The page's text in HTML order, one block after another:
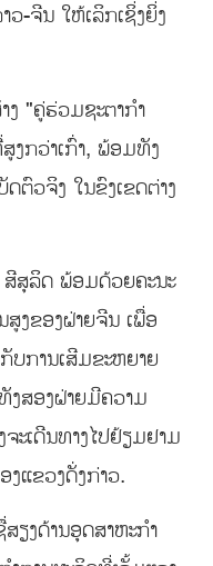
-ຈີນ ໃຫ້ເລິກເຊິ່ງຍິ່ງ
ງ "ຄູ່ຮ່ວມຊະຕາກຳ
ງກວ່າເກົ່າ, ພ້ອມທັງ
ຕົວຈິງ ໃນຂົງເຂດຕ່າງ
ສຸລິດ ພ້ອມດ້ວຍຄະນະ
ງຂອງຝ່າຍຈີນ ເພື່ອ
ບການເສີມຂະຫຍາຍ
ສອງຝ່າຍມີຄວາມ
ະເດີນທາງໄປຢ້ຽມຢາມ
ງແຂວງດັ່ງກ່າວ.
ຽງດ້ານອຸດສາຫະກຳ